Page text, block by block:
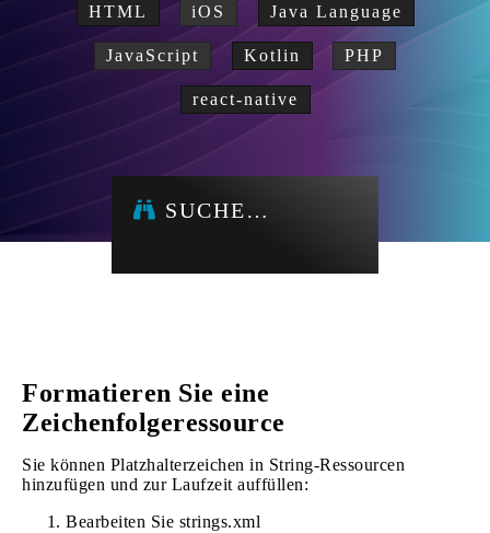
HTML iOS Java Language
JavaScript Kotlin PHP
react-native
SUCHE…
Formatieren Sie eine
Zeichenfolgeressource
Sie können Platzhalterzeichen in String-Ressourcen
hinzufügen und zur Laufzeit auffüllen:
Bearbeiten Sie strings.xml